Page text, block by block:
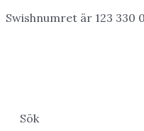
Swishnumret är 123 330
Sök